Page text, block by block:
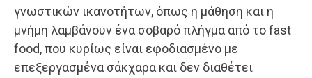
γνωστικών ικανοτήτων, όπως η μάθηση και η
μνήμη λαμβάνουν ένα σοβαρό πλήγμα από το fast
food, που κυρίως είναι εφοδιασμένο με
επεξεργασμένα σάκχαρα και δεν διαθέτει